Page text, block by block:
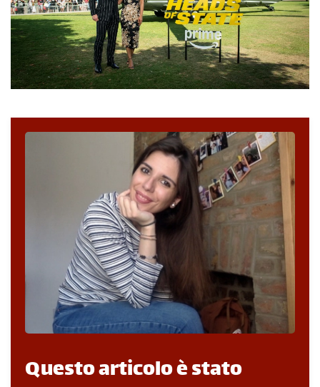
Questo articolo è stato